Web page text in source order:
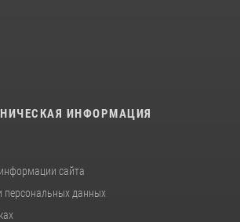
ИНФОРМАЦИЯ
сайта
персональных данных